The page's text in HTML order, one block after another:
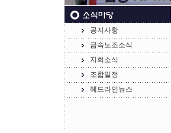
공지사항
금속노조소식
지회소식
조합일정
헤드라인뉴스